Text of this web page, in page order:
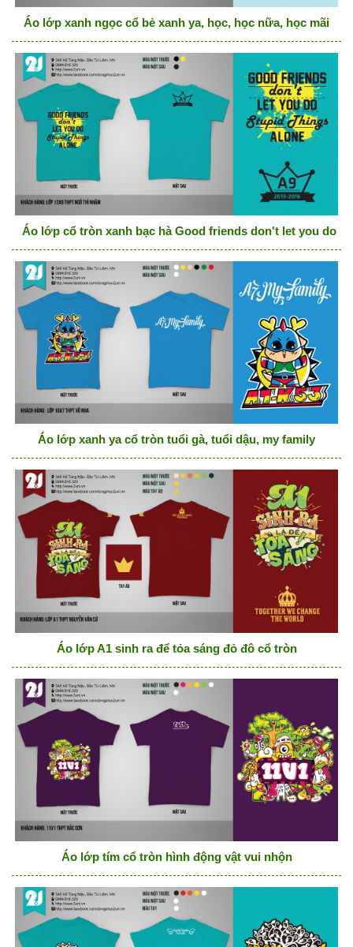
Áo lớp xanh ngọc cổ bẻ xanh ya, học, học nữa, học mãi
Áo lớp cổ tròn xanh bạc hà Good friends don't let you do
Áo lớp xanh ya cổ tròn tuổi gà, tuổi dậu, my family
Áo lớp A1 sinh ra để tỏa sáng đỏ đô cổ tròn
Áo lớp tím cổ tròn hình động vật vui nhộn